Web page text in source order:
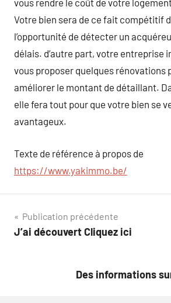
vous rendre le coût de votre
Votre bien sera de ce fait compétitif
l’opportunité de détecter un
délais. d’autre part, votre entreprise
vous proposer quelques rénovations
améliorer le montant de détaillant.
elle fera tout pour que votre bien se
avantageux.
Texte de référence à propos de
https://www.yakimmo.be/
Navigation
de
Publication précédente
J’ai découvert Cliquez ici
Des informations